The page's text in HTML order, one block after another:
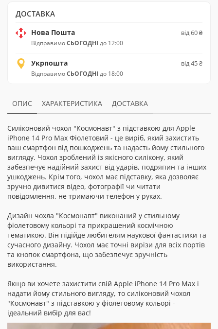
ДОСТАВКА
Нова Пошта
ВідправимоСЬОГОДНІ до 12:00
від 60 ₴
Укрпошта
ВідправимоСЬОГОДНІ до 18:00
від 45 ₴
ОПИС ХАРАКТЕРИСТИКА ДОСТАВКА
Силіконовий чохол "Космонавт" з підставкою для Apple
iPhone 14 Pro Max Фіолетовий - це виріб, який захистить
ваш смартфон від пошкоджень та надасть йому стильного
вигляду. Чохол зроблений із якісного силікону, який
забезпечує надійний захист від ударів, подряпин та інших
ушкоджень. Крім того, чохол має підставку, яка дозволяє
зручно дивитися відео, фотографії чи читати
повідомлення, не тримаючи телефон у руках.
Дизайн чохла "Космонавт" виконаний у стильному
фіолетовому кольорі та прикрашений космічною
тематикою. Він підійде любителям наукової фантастики та
сучасного дизайну. Чохол має точні вирізи для всіх портів
та кнопок смартфона, що забезпечує зручність
використання.
Якщо ви хочете захистити свій Apple iPhone 14 Pro Max і
надати йому стильного вигляду, то силіконовий чохол
"Космонавт" з підставкою у фіолетовому кольорі -
ідеальний вибір для вас!